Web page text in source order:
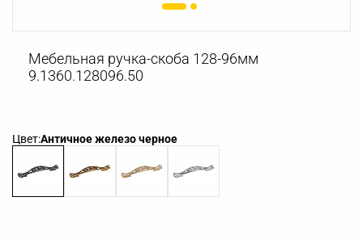
Мебельная ручка-скоба 128-96мм
9.1360.128096.50
Цвет:Античное железо черное